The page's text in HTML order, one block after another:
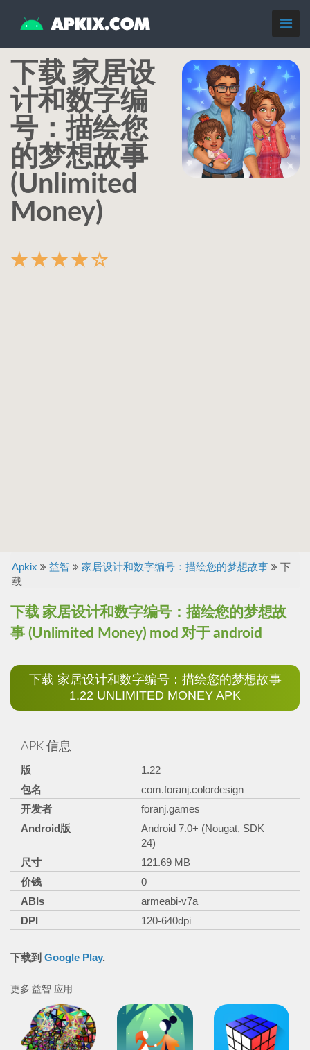
下载 家居设
计和数字编
号：描绘您
的梦想故事
(Unlimited
Money)
☆
★
★
★
★
Apkix 益智 家居设计和数字编号：描绘您的梦想故事
下
载
下载 家居设计和数字编号：描绘您的梦想故
事 (Unlimited Money) mod 对于 android
下载 家居设计和数字编号：描绘您的梦想故事
1.22 UNLIMITED MONEY APK
APK 信息
版
1.22
包名
com.foranj.colordesign
开发者
foranj.games
Android版
Android 7.0+ (Nougat, SDK
24)
尺寸
121.69 MB
价钱
0
ABIs
armeabi-v7a
DPI
120-640dpi
下载到 Google Play.
更多 益智 应用